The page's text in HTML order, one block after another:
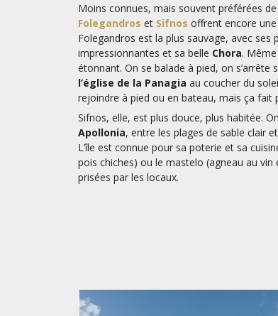
Moins connues, mais souvent préférées
Folegandros et Sifnos offrent encore
Folegandros est la plus sauvage, avec ses
impressionnantes et sa belle Chora.
étonnant. On se balade à pied, on s’arrête
l’église de la Panagia au coucher du
rejoindre à pied ou en bateau, mais ça fait
Sifnos, elle, est plus douce, plus habitée.
Apollonia, entre les plages de sable clair
L’île est connue pour sa poterie et sa
pois chiches) ou le mastelo (agneau au vin
prisées par les locaux.